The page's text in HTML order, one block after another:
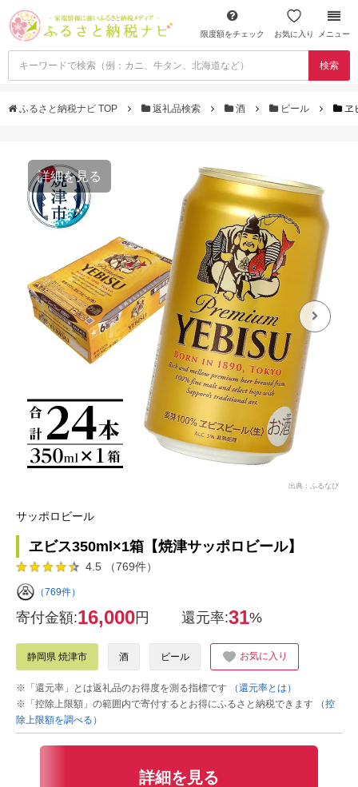
限度額をチェック お気に入り メニュー
検索
ふるさと納税ナビ TOP 返礼品検索 酒 ビール ヱ
詳細を見る
出典：ふるなび
サッポロビール
ヱビス350ml×1箱【焼津サッポロビール】
4.5 （769件）
（769件）
寄付金額:16,000円 還元率:31%
静岡県 焼津市 酒 ビール お気に入り
※「還元率」とは返礼品のお得度を測る指標です
（還元率とは）
※「控除上限額」の範囲内で寄付するとお得にふるさと納税できます
（控
除上限額を調べる）
詳細を見る